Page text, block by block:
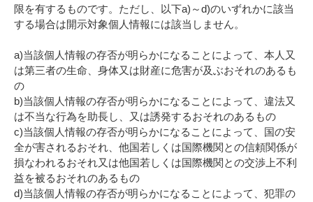
限を有するものです。ただし、以下a)～d)のいずれかに該当
する場合は開示対象個人情報には該当しません。
a)当該個人情報の存否が明らかになることによって、本人又
は第三者の生命、身体又は財産に危害が及ぶおそれのあるも
の
b)当該個人情報の存否が明らかになることによって、違法又
は不当な行為を助長し、又は誘発するおそれのあるもの
c)当該個人情報の存否が明らかになることによって、国の安
全が害されるおそれ、他国若しくは国際機関との信頼関係が
損なわれるおそれ又は他国若しくは国際機関との交渉上不利
益を被るおそれのあるもの
d)当該個人情報の存否が明らかになることによって、犯罪の